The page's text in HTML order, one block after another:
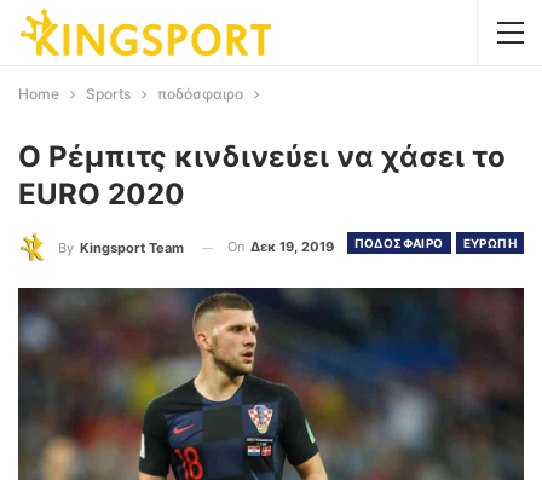
Home Sports ποδόσφαιρο
Ο Ρέμπιτς κινδινεύει να χάσει το
EURO 2020
ΠΟΔΟΣΦΑΙΡΟ ΕΥΡΩΠΗ
By Kingsport Team On Δεκ 19, 2019